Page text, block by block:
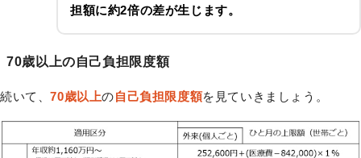
担額に約2倍の差が生じます。
70歳以上の自己負担限度額
続いて、70歳以上の自己負担限度額を見ていきましょう。